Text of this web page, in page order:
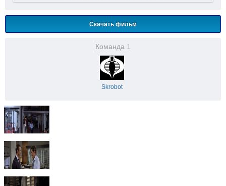
Скачать фильм
Команда 1
Skrobot